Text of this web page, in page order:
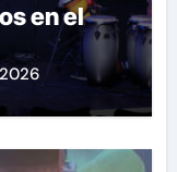
en el